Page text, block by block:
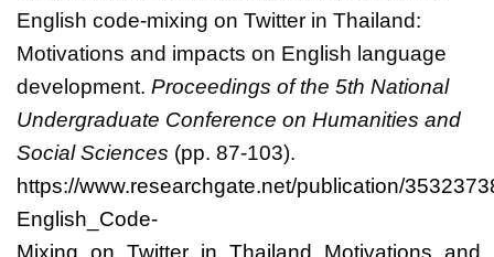
English code-mixing on Twitter in Thailand:
Motivations and impacts on English language
development. Proceedings of the 5th National
Undergraduate Conference on Humanities and
Social Sciences (pp. 87-103).
https://www.researchgate.net/publication/
English_Code-